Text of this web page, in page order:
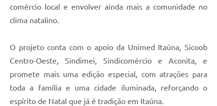
comércio local e envolver ainda mais a comunidade no
clima natalino.
O projeto conta com o apoio da Unimed Itaúna, Sicoob
Centro-Oeste, Sindimei, Sindicomércio e Aconita, e
promete mais uma edição especial, com atrações para
toda a família e uma cidade iluminada, reforçando o
espírito de Natal que já é tradição em Itaúna.